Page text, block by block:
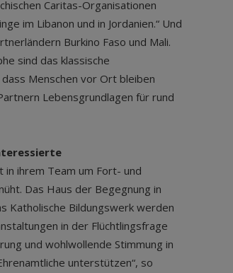
Caritas-Organisationen
im Libanon und in Jordanien.“ Und
Burkino Faso und Mali.
sind das klassische
Menschen vor Ort bleiben
Lebensgrundlagen für rund
ihrem Team um Fort- und
Das Haus der Begegnung in
Katholische Bildungswerk werden
in der Flüchtlingsfrage
und wohlwollende Stimmung in
unterstützen“, so